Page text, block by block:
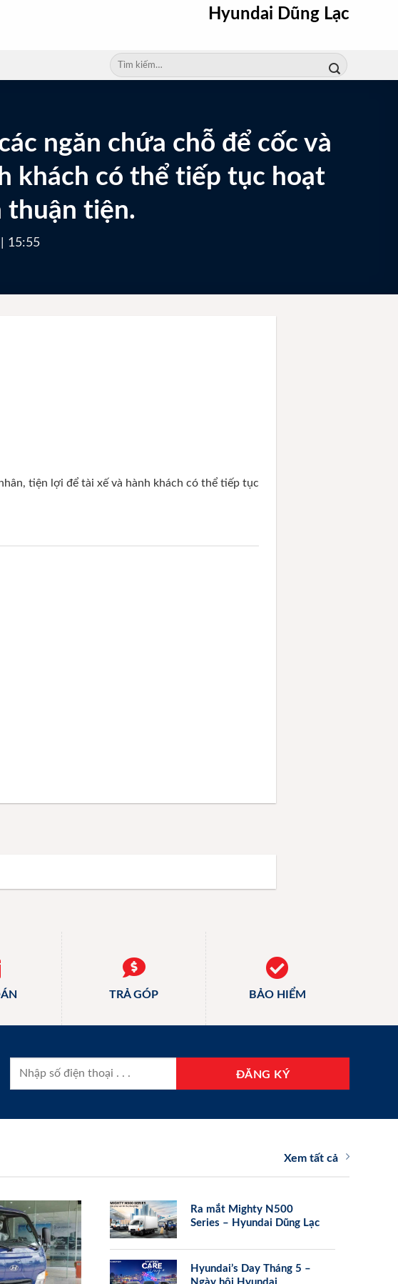
Hyundai Dũng Lạc
Tìm
kiếm:
ngăn chứa chỗ để cốc và
khách có thể tiếp tục hoạt
thuận tiện.
15:55
tiện lợi để tài xế và hành khách có thể tiếp tục
TRẢ GÓP BẢO HIỂM
Xem tất cả
Ra mắt Mighty N500
Series – Hyundai Dũng Lạc
Hyundai’s Day Tháng 5 –